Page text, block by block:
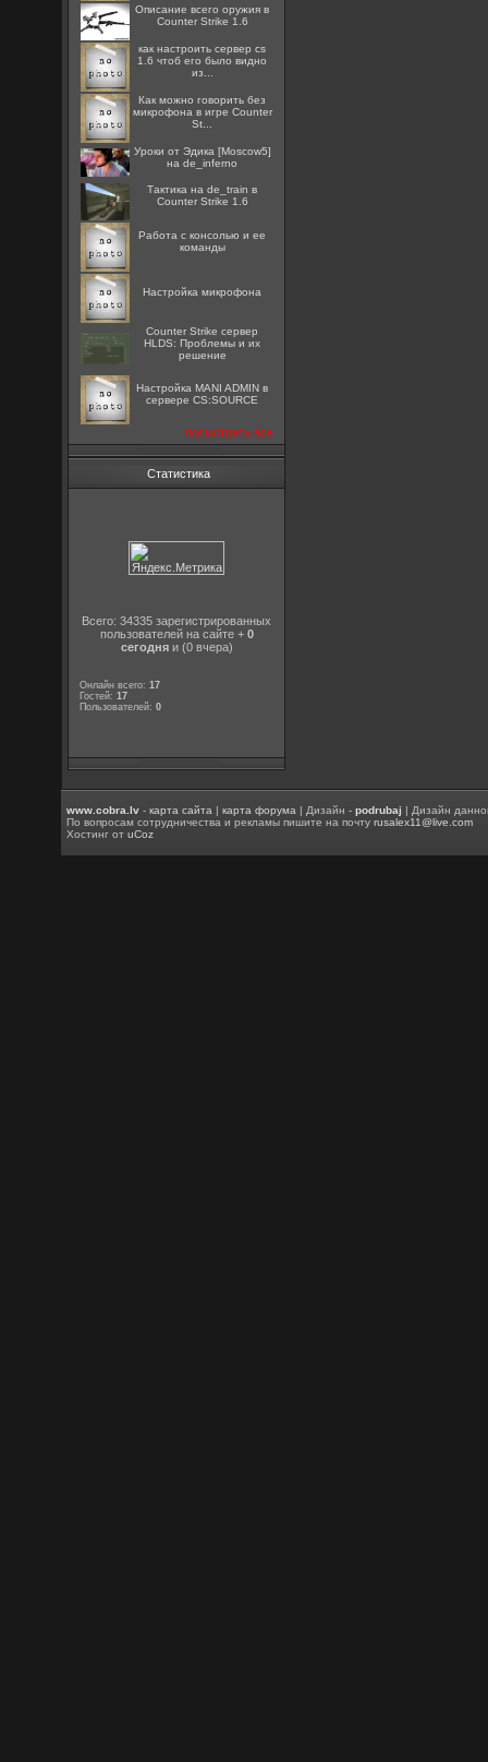
Описание всего оружия в
Counter Strike 1.6
как настроить сервер cs
1.6 чтоб его было видно
из...
Как можно говорить без
микрофона в игре Counter
St...
Уроки от Эдика [Moscow5]
на de_inferno
Тактика на de_train в
Counter Strike 1.6
Работа с консолью и ее
команды
Настройка микрофона
Counter Strike сервер
HLDS: Проблемы и их
решение
Настройка MANI ADMIN в
сервере CS:SOURCE
посмотреть все
Статистика
Всего: 34335 зарегистрированных
пользователей на сайте + 0
сегодняи (0 вчера)
Онлайн всего:17
Гостей:17
Пользователей:0
www.cobra.lv -карта сайта |карта форума | Дизайн -podrubaj | Дизайн
По вопросам сотрудничества и рекламы пишите на почтуrusalex11@live.com
Хостинг отuCoz